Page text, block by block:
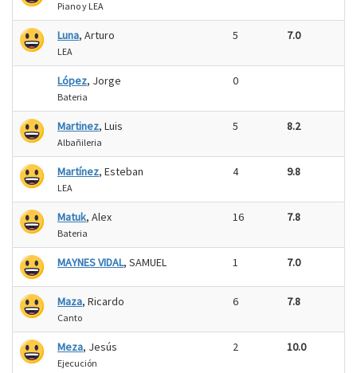
Piano y LEA
Luna, Arturo
LEA
5 7.0
López, Jorge
Bateria
0
Martinez, Luis
Albañileria
5 8.2
Martínez, Esteban
LEA
4 9.8
Matuk, Alex
Bateria
16 7.8
MAYNES VIDAL, SAMUEL 1 7.0
Maza, Ricardo
Canto
6 7.8
Meza, Jesús
Ejecución
2 10.0